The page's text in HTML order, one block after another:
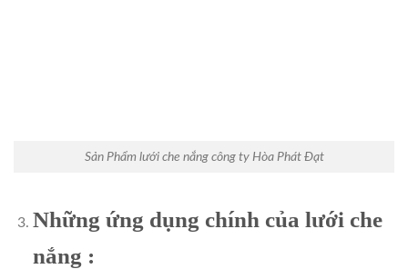
Sản Phẩm lưới che nắng công ty Hòa Phát Đạt
Những ứng dụng chính của lưới che
nắng :